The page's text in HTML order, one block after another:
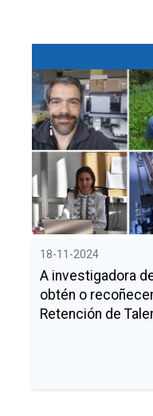
18-11-2024
A investigadora
obtén o
Retención de